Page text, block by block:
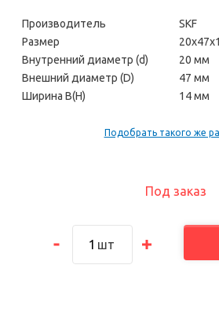
Под заказ
шт
Производитель
SKF
Размер
Внутренний диаметр (d)
20 мм
Внешний диаметр (D)
47 мм
Ширина В(H)
14 мм
Подобрать такого же